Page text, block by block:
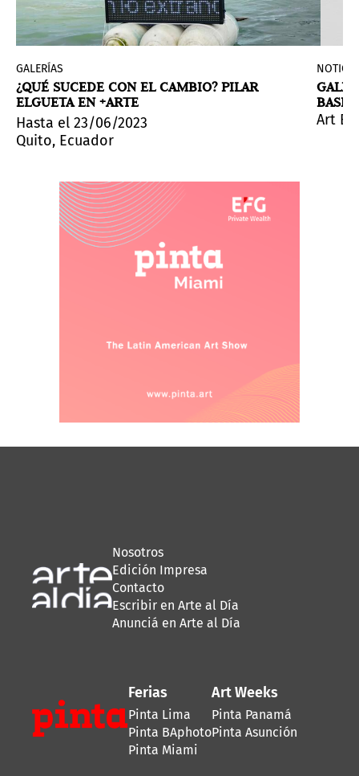
tanto aislamiento en una época en la que se
GALERÍAS
¿QUÉ SUCEDE CON EL CAMBIO? PILAR
ELGUETA EN +ARTE
Hasta el 23/06/2023
Quito, Ecuador
Art
Nosotros
Edición Impresa
Contacto
Escribir en Arte al Día
Anunciá en Arte al Día
Ferias
Pinta Lima
Pinta BAphoto
Pinta Miami
Art Weeks
Pinta Panamá
Pinta Asunción